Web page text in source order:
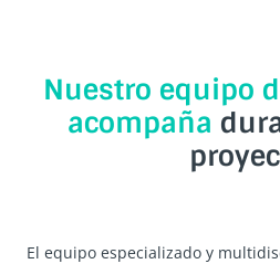
Nuestro equipo
acompaña
El equipo especializado y